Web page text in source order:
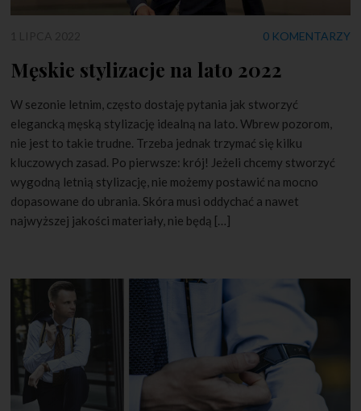
0 KOMENTARZY
Męskie stylizacje na lato 2022
W sezonie letnim, często dostaję pytania jak stworzyć
elegancką męską stylizację idealną na lato. Wbrew pozorom,
nie jest to takie trudne. Trzeba jednak trzymać się kilku
kluczowych zasad. Po pierwsze: krój! Jeżeli chcemy stworzyć
wygodną letnią stylizację, nie możemy postawić na mocno
dopasowane do ubrania. Skóra musi oddychać a nawet
najwyższej jakości materiały, nie będą […]